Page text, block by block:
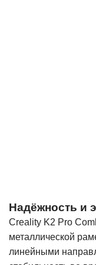
Надёжность и
Creality K2 Pro
металлической
линейными